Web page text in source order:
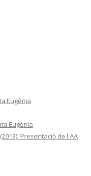
Eugènia
Eugènia
Presentació de l'AA